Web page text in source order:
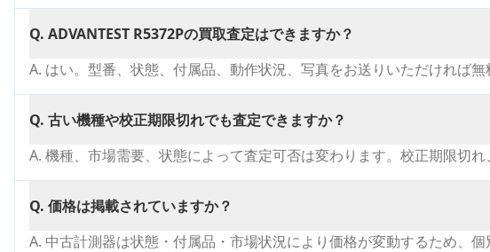
Q. ADVANTEST R5372Pの買取査定はできますか？
A. はい。型番、状態、付属品、動作状況、写真をお送りいただければ
Q. 古い機種や校正期限切れでも査定できますか？
A. 機種、市場需要、状態によって査定可否は変わります。校正期限切
Q. 価格は掲載されていますか？
A. 中古計測器は状態・付属品・市場状況により価格が変動するため、個